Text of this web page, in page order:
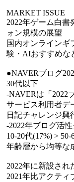
MARKET ISSUE
2022年ゲーム白書
ォン規模の展望
国内オンライン
験・AIおすすめな
●NAVERブログ
30代以下
-NAVERは「2022
サービス利用者デ
日記チャレンジ興
-2022年ブログ活
10-20代(17%) >
年齢層から均等な
2022年に新設され
2021年比アクティ